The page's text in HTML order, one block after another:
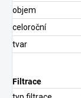
objem
celoroční
tvar
Filtrace